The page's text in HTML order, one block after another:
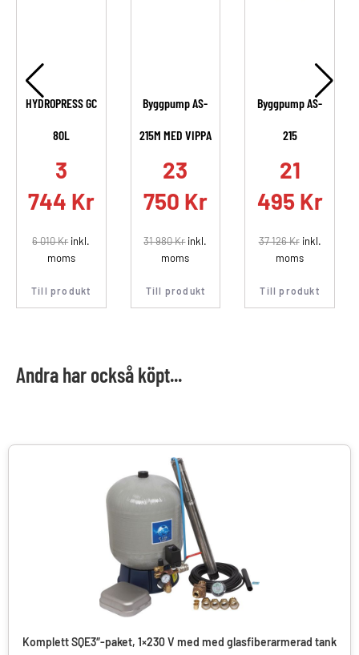
HYDROPRESS GC
80L
3
744 Kr
6 010Krinkl.
moms
Till produkt
Byggpump AS-
215M MED VIPPA
23
750 Kr
31 980Krinkl.
moms
Till produkt
Byggpump AS-
215
21
495 Kr
37 126Krinkl.
moms
Till produkt
Andra har också köpt...
Komplett SQE3″-paket, 1×230 V med med glasfiberarmerad tank